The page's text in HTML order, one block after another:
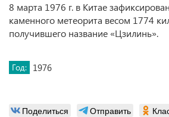
8 марта 1976 г. в Китае
каменного метеорита весом 1774
получившего название «Цзилинь».
Год: 1976
Поделиться Отправить